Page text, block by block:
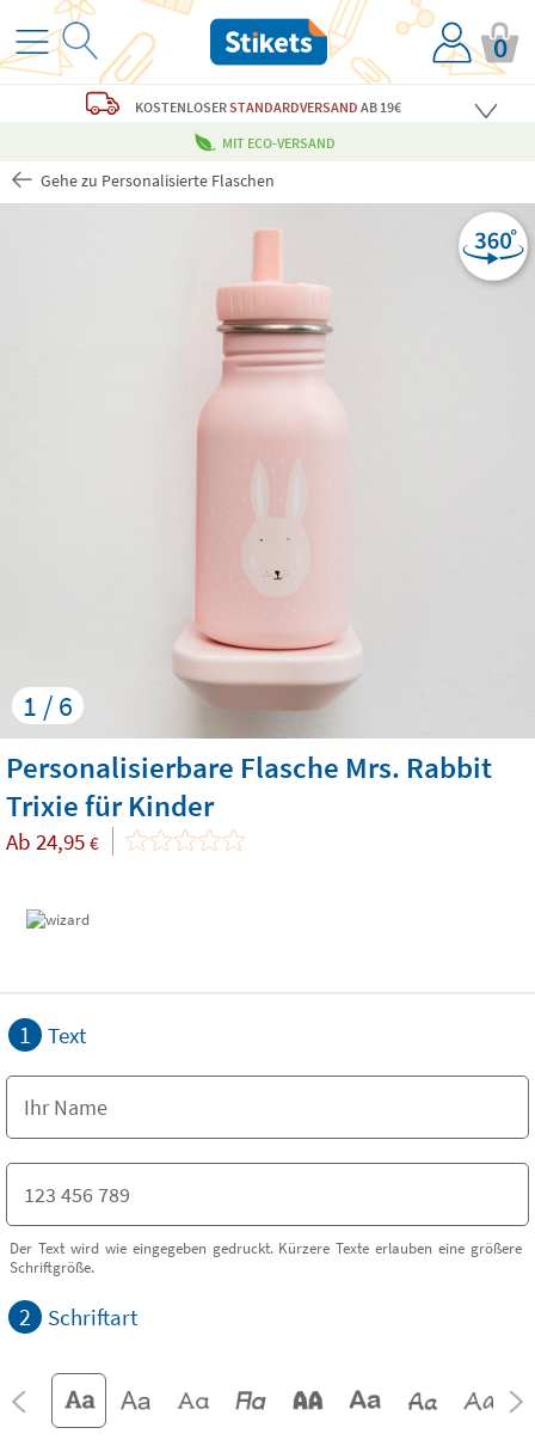
0
KOSTENLOSERSTANDARDVERSAND AB 19€
MIT ECO-VERSAND
Gehe zu Personalisierte Flaschen
1 / 6
Personalisierbare Flasche Mrs. Rabbit
Trixie für Kinder
Ab 24,95 €
1 Text
Der Text wird wie eingegeben gedruckt. Kürzere Texte erlauben eine größere
Schriftgröße.
2 Schriftart